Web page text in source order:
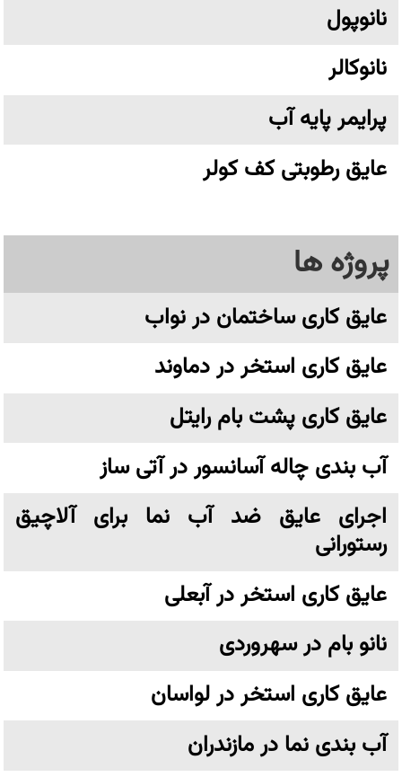
نانوپول
نانوکالر
پرایمر پایه آب
عایق رطوبتی کف کولر
پروژه ها
عایق کاری ساختمان در نواب
عایق کاری استخر در دماوند
عایق کاری پشت بام رایتل
آب بندی چاله آسانسور در آتی ساز
اجرای عایق ضد آب نما برای آلاچیق
رستورانی
عایق کاری استخر در آبعلی
نانو بام در سهروردی
عایق کاری استخر در لواسان
آب بندی نما در مازندران